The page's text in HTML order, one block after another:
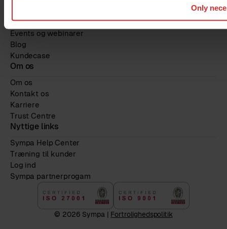
Only
Guides og rapporter
Events og webinarer
Blog
Kundecase
Om os
Om os
Kontakt os
Karriere
Trust Centre
Nyttige links
Sympa Help Center
Træning til kunder
Log ind
Sympa partnerprogam
© 2026 Sympa | Fortrolighedspolitik